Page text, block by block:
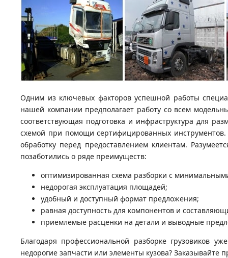
Одним из ключевых факторов успешной работы
нашей компании предполагает работу со всем
соответствующая подготовка и инфраструктура для
схемой при помощи сертифицированных
обработку перед предоставлением клиентам.
позаботились о ряде преимуществ:
оптимизированная схема разборки с
недорогая эксплуатация площадей;
удобный и доступный формат предложения;
равная доступность для компонентов и
приемлемые расценки на детали и выводные
Благодаря профессиональной разборке грузовиков
недорогие запчасти или элементы кузова? Заказывайте